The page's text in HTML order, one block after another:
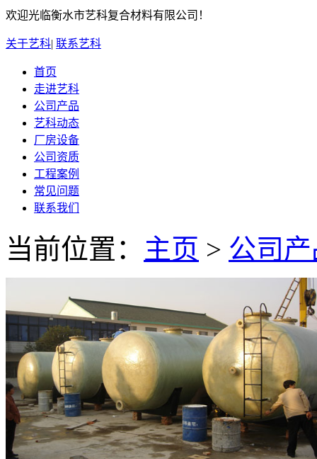
欢迎光临衡水市艺科复合材料有限公司！
关于艺科| 联系艺科
首页
走进艺科
公司产品
艺科动态
厂房设备
公司资质
工程案例
常见问题
联系我们
当前位置： 主页 > 公司